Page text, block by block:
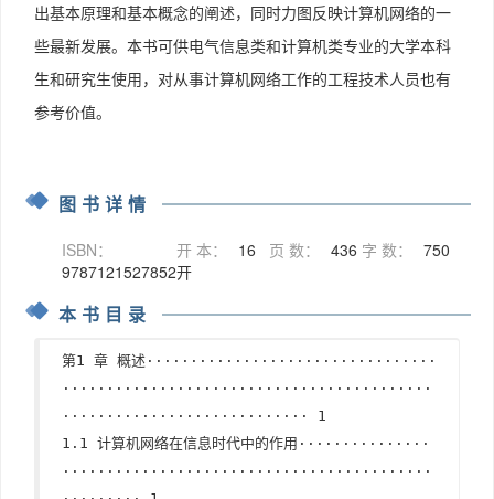
出基本原理和基本概念的阐述，同时力图反映计算机网络的一
些最新发展。本书可供电气信息类和计算机类专业的大学本科
生和研究生使用，对从事计算机网络工作的工程技术人员也有
参考价值。
图书详情
ISBN：
9787121527852
开 本：
16
开
页 数： 436 字 数： 750
本书目录
第1 章 概述·································
··········································
···························· 1
1.1 计算机网络在信息时代中的作用···············
··········································